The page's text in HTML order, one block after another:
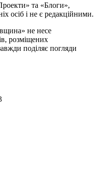
та «Блоги»,
осіб і не є редакційними.
не несе
розміщених
поділяє погляди